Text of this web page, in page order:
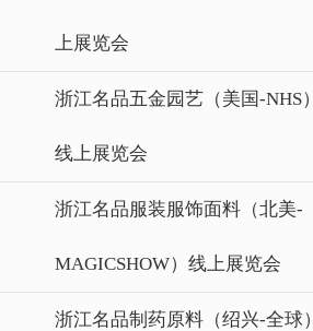
上展览会
浙江名品五金园艺（美国-NHS）
线上展览会
浙江名品服装服饰面料（北美-
MAGICSHOW）线上展览会
浙江名品制药原料（绍兴-全球）